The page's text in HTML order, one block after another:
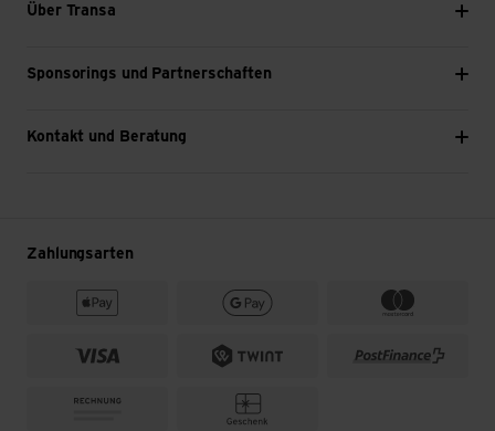
Über Transa
Sponsorings und Partnerschaften
Kontakt und Beratung
Zahlungsarten